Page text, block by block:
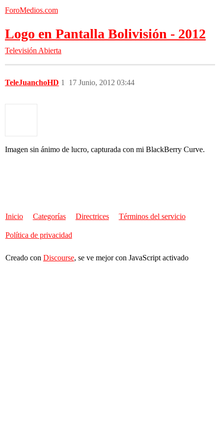
ForoMedios.com
Logo en Pantalla Bolivisión - 2012
Televisión Abierta
TeleJuanchoHD 17 Junio, 2012 03:44
1
Imagen sin ánimo de lucro, capturada con mi BlackBerry Curve.
Inicio Categorías Directrices Términos del servicio
Política de privacidad
Creado con Discourse, se ve mejor con JavaScript activado